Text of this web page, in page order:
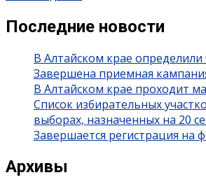
Последние новости
В Алтайском крае
Завершена приемная
В Алтайском крае проходит
Список избирательных
выборах, назначенных на 20
Завершается регистрация на
Архивы